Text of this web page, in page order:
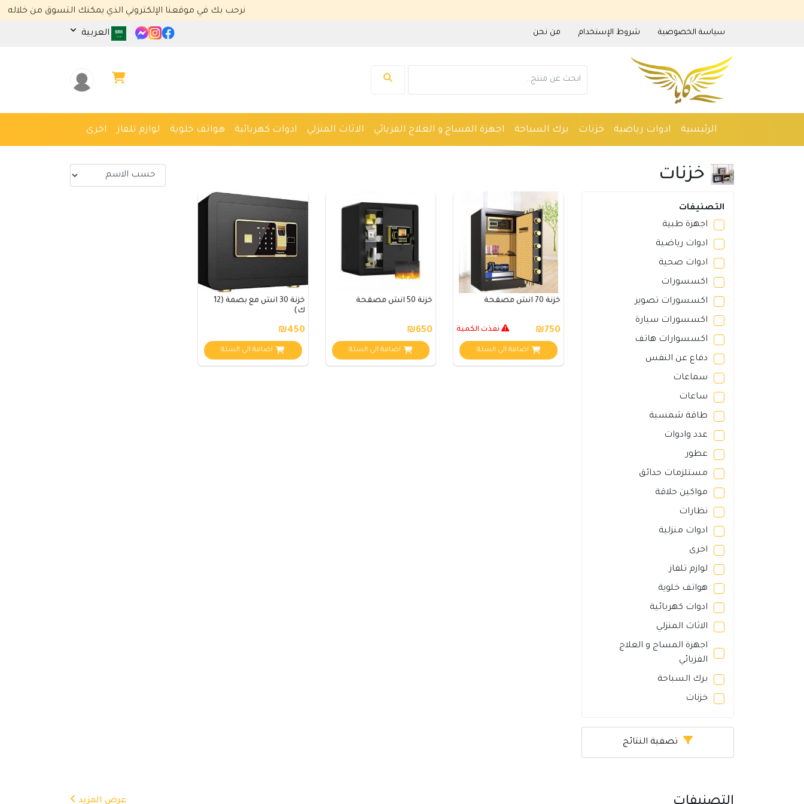
نرحب بك في موقعنا الإلكتروني الذي يمكنك التسوق من خلاله
سياسة الخصوصية شروط الإستخدام من نحن العربية
الرئيسية ادوات رياضية خزنات برك السباحة اجهزة المساج و العلاج الفزيائي الاثاث المنزلي ادوات كهربائية هواتف خلوية لوازم تلفاز اخرى
خزنات
التصنيفات
اجهزة طبية
ادوات رياضية
ادوات صحية
اكسسورات
اكسسورات تصوير
اكسسورات سيارة
اكسسوارات هاتف
دفاع عن النفس
سماعات
ساعات
طاقة شمسية
عدد وادوات
عطور
مستلزمات حدائق
مواكين حلاقة
نظارات
ادوات منزلية
اخرى
لوازم تلفاز
هواتف خلوية
ادوات كهربائية
الاثاث المنزلي
اجهزة المساج و العلاج
الفزيائي
برك السباحة
خزنات
تصفية النتائج
خزنة 70 انش مصفحة
₪750 نفذت الكمية
اضافة الي السلة
خزنة 50 انش مصفحة
₪650
اضافة الي السلة
خزنة 30 انش مع بصمة (12
ك)
₪450
اضافة الي السلة
عرض المزيد